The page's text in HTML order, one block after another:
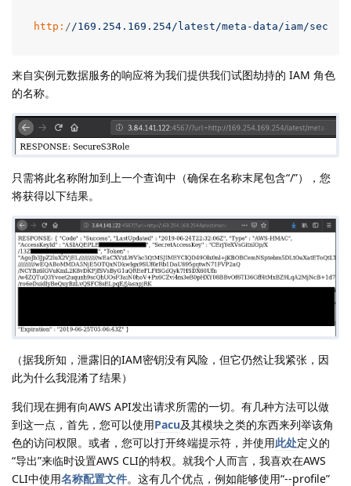
http: / /169.254.169.254/latest /meta-data/iam/
来自实例元数据服务的响应将为我们提供我们试图劫持的 IAM 角色
的名称。
只需将此名称附加到上一个查询中（确保在名称末尾包含“/”），您
将获得以下结果。
（据我所知，泄露旧的IAM密钥没有风险，但它仍然让我紧张，因
此为什么我混淆了结果）
我们现在拥有向AWS API发出请求所需的一切。有几种方法可以做
到这一点，首先，您可以使用Pacu及其模块之类的东西来列举该角
色的访问权限。或者，您可以打开终端提示符，并使用此处定义的
“导出”来临时设置AWS CLI的特权。就我个人而言，我喜欢在AWS
CLI中使用名称配置文件。这有几个优点，例如能够使用“--profile”